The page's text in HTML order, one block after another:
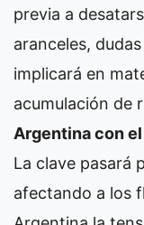
previa a
aranceles,
implicará en
acumulación de
Argentina con el
La clave pasará
afectando a los